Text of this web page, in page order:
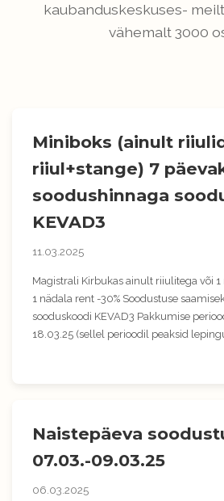
kaubanduskeskuses-
vähemalt 3000
Miniboks (ainult
riiul+stange) 7
soodushinnaga
KEVAD3
11.03.2025
Magistrali Kirbukas ainult riiulitega või
1 nädala rent -30% Soodustuse
sooduskoodi KEVAD3 Pakkumise
18.03.25 (sellel perioodil peaksid
Naistepäeva
07.03.-09.03.25
06.03.2025